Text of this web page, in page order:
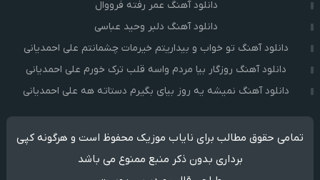
دانلود آهنگ عمر رفته فرووال
دانلود آهنگ دلبر وحید عباسی
دانلود آهنگ تو خواب و بیداریتم خیرمات چشمانتم علی احمدیانی
دانلود آهنگ روزگار بیا مردم واسه قلب ترک خورم علی احمدیانی
دانلود آهنگ نمیشه یه روز بیای بگیرم دستاته هه علی احمدیانی
تمامی حقوق مطالب برای نایاب موزیک محفوظ است و هرگونه کپی
برداری بدون ذکر منبع ممنوع می باشد